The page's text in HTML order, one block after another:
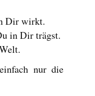
Dir wirkt.
in Dir trägst.
nur die